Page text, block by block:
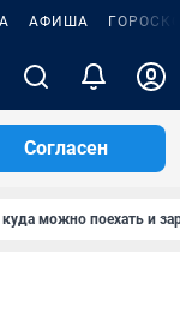
АФИША
Согласен
куда можно поехать и